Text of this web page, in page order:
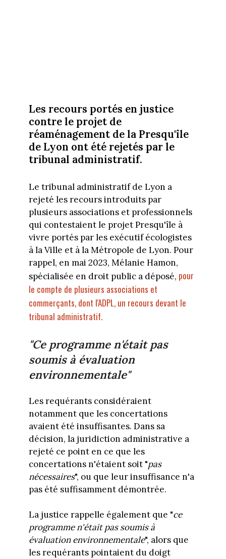
Les recours portés en justice
contre le projet de
réaménagement de la Presqu'île
de Lyon ont été rejetés par le
tribunal administratif.
Le tribunal administratif de Lyon a
rejeté les recours introduits par
plusieurs associations et professionnels
qui contestaient le projet Presqu'île à
vivre portés par les exécutif écologistes
à la Ville et à la Métropole de Lyon. Pour
rappel, en mai 2023, Mélanie Hamon,
spécialisée en droit public a déposé, pour
le compte de plusieurs associations et
commerçants, dont l'ADPL, un recours devant le
tribunal administratif.
"Ce programme n'était pas
soumis à évaluation
environnementale"
Les requérants considéraient
notamment que les concertations
avaient été insuffisantes. Dans sa
décision, la juridiction administrative a
rejeté ce point en ce que les
concertations n'étaient soit "pas
nécessaires", ou que leur insuffisance n'a
pas été suffisamment démontrée.
La justice rappelle également que "ce
programme n'était pas soumis à
évaluation environnementale", alors que
les requérants pointaient du doigt